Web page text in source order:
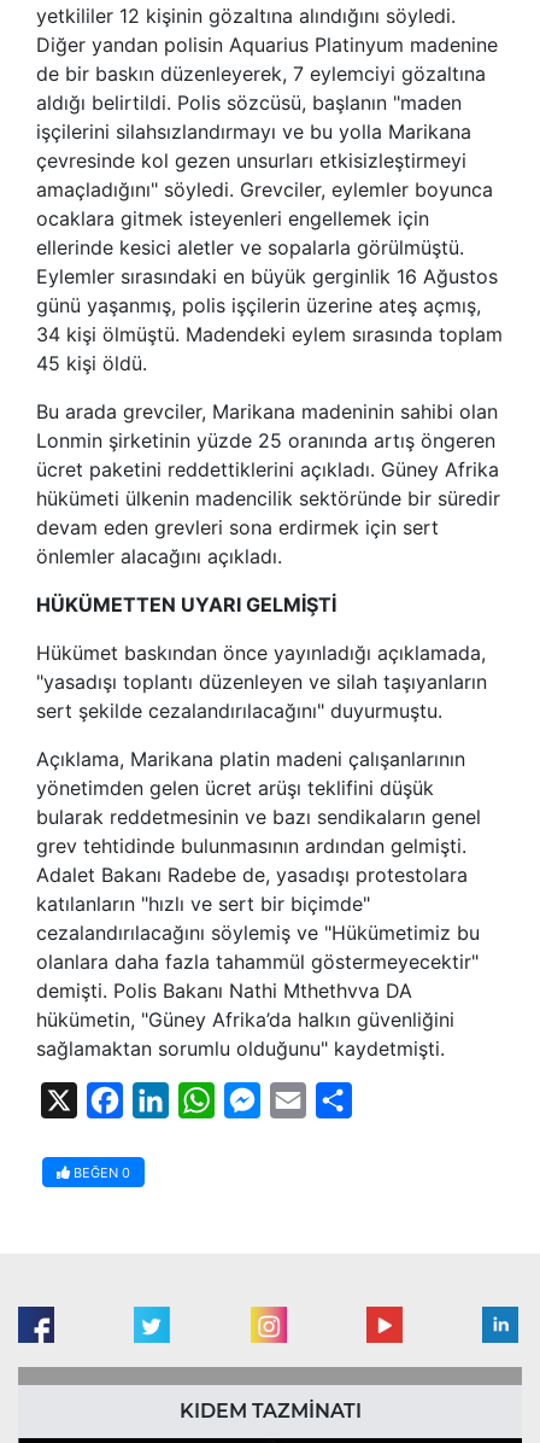
yetkililer 12 kişinin gözaltına alındığını söyledi.
Diğer yandan polisin Aquarius Platinyum madenine
de bir baskın düzenleyerek, 7 eylemciyi gözaltına
aldığı belirtildi. Polis sözcüsü, başlanın "maden
işçilerini silahsızlandırmayı ve bu yolla Marikana
çevresinde kol gezen unsurları etkisizleştirmeyi
amaçladığını" söyledi. Grevciler, eylemler boyunca
ocaklara gitmek isteyenleri engellemek için
ellerinde kesici aletler ve sopalarla görülmüştü.
Eylemler sırasındaki en büyük gerginlik 16 Ağustos
günü yaşanmış, polis işçilerin üzerine ateş açmış,
34 kişi ölmüştü. Madendeki eylem sırasında toplam
45 kişi öldü.
Bu arada grevciler, Marikana madeninin sahibi olan
Lonmin şirketinin yüzde 25 oranında artış öngeren
ücret paketini reddettiklerini açıkladı. Güney Afrika
hükümeti ülkenin madencilik sektöründe bir süredir
devam eden grevleri sona erdirmek için sert
önlemler alacağını açıkladı.
HÜKÜMETTEN UYARI GELMİŞTİ
Hükümet baskından önce yayınladığı açıklamada,
"yasadışı toplantı düzenleyen ve silah taşıyanların
sert şekilde cezalandırılacağını" duyurmuştu.
Açıklama, Marikana platin madeni çalışanlarının
yönetimden gelen ücret arüşı teklifini düşük
bularak reddetmesinin ve bazı sendikaların genel
grev tehtidinde bulunmasının ardından gelmişti.
Adalet Bakanı Radebe de, yasadışı protestolara
katılanların "hızlı ve sert bir biçimde"
cezalandırılacağını söylemiş ve "Hükümetimiz bu
olanlara daha fazla tahammül göstermeyecektir"
demişti. Polis Bakanı Nathi Mthethvva DA
hükümetin, "Güney Afrika’da halkın güvenliğini
sağlamaktan sorumlu olduğunu" kaydetmişti.
FacebookLinkedInWhatsAppMessenger
Email
BEĞEN 0
KIDEM TAZMİNATI